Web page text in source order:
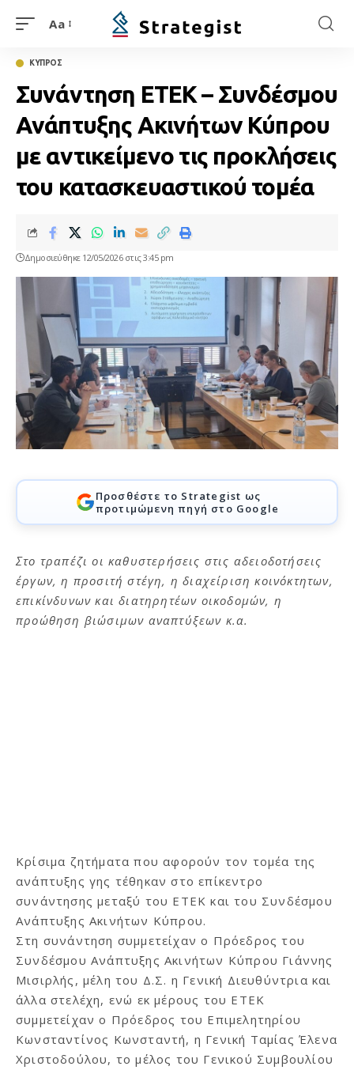
Aa
ΚΥΠΡΟΣ
Συνάντηση ΕΤΕΚ – Συνδέσμου
Ανάπτυξης Ακινήτων Κύπρου
με αντικείμενο τις προκλήσεις
του κατασκευαστικού τομέα
Δημοσιεύθηκε 12/05/2026 στις 3:45 pm
Προσθέστε το Strategist ως
προτιμώμενη πηγή στο Google
Στο τραπέζι οι καθυστερήσεις στις αδειοδοτήσεις
έργων, η προσιτή στέγη, η διαχείριση κοινόκτητων,
επικίνδυνων και διατηρητέων οικοδομών, η
προώθηση βιώσιμων αναπτύξεων κ.α.
Κρίσιμα ζητήματα που αφορούν τον τομέα της
ανάπτυξης γης τέθηκαν στο επίκεντρο
συνάντησης μεταξύ του ΕΤΕΚ και του Συνδέσμου
Ανάπτυξης Ακινήτων Κύπρου.
Στη συνάντηση συμμετείχαν ο Πρόεδρος του
Συνδέσμου Ανάπτυξης Ακινήτων Κύπρου Γιάννης
Μισιρλής, μέλη του Δ.Σ. η Γενική Διευθύντρια και
άλλα στελέχη, ενώ εκ μέρους του ΕΤΕΚ
συμμετείχαν ο Πρόεδρος του Επιμελητηρίου
Κωνσταντίνος Κωνσταντή, η Γενική Ταμίας Έλενα
Χριστοδούλου, το μέλος του Γενικού Συμβουλίου